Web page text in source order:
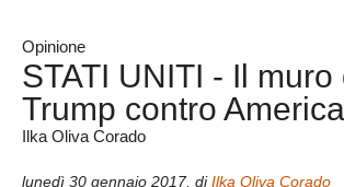
Opinione
STATI UNITI - Il muro
Trump contro
Ilka Oliva Corado
lunedì 30 gennaio 2017, di Ilka Oliva Corado